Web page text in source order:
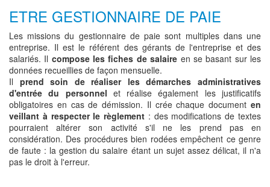
ETRE GESTIONNAIRE DE PAIE
Les missions du gestionnaire de paie sont multiples dans une
entreprise. Il est le référent des gérants de l'entreprise et des
salariés. Il compose les fiches de salaire en se basant sur les
données recueillies de façon mensuelle.
Il prend soin de réaliser les démarches administratives
d'entrée du personnel et réalise également les justificatifs
obligatoires en cas de démission. Il crée chaque document en
veillant à respecter le règlement : des modifications de textes
pourraient altérer son activité s'il ne les prend pas en
considération. Des procédures bien rodées empêchent ce genre
de faute : la gestion du salaire étant un sujet assez délicat, il n'a
pas le droit à l'erreur.